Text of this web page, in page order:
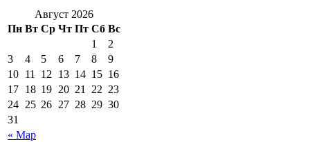
Август 2026
Пн Вт Ср Чт Пт Сб Вс
« Мар
1
2
3
4 5 6 7 8
9
10 11 12 13 14 15 16
17 18 19 20 21 22 23
24 25 26 27 28 29 30
31